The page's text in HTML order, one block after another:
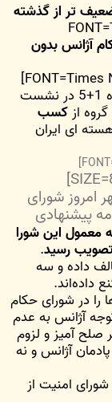
تر از گذشته
[FONT=Times
شورای حکام آژانس بدون
[FONT=Times New Roman][FONT=Times New Roman]
خودداری 4 کشور از رای مثبت به پیشنهاد گروه 1+5 در نشست
از کسب
ای ایران
[FONT=Times New Roman]
امروز شورای
پیشنهادی
معمول این شورا
.
داده و سه
داده‌اند.
را در شورای حکام
توجه آژانس به عدم
صلح آمیز و لزوم
آژانس و نه
قانونی شورای امنیت از